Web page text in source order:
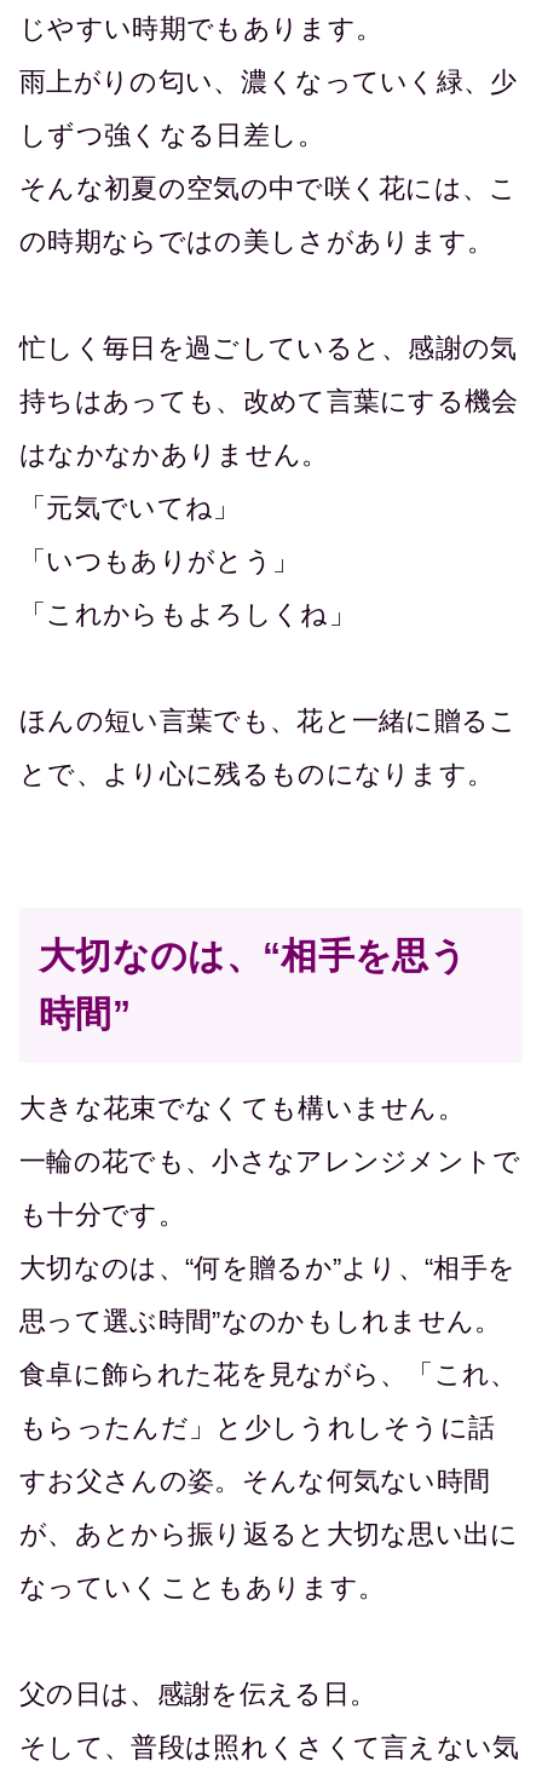
じやすい時期でもあります。
雨上がりの匂い、濃くなっていく緑、少
しずつ強くなる日差し。
そんな初夏の空気の中で咲く花には、こ
の時期ならではの美しさがあります。
忙しく毎日を過ごしていると、感謝の気
持ちはあっても、改めて言葉にする機会
はなかなかありません。
「元気でいてね」
「いつもありがとう」
「これからもよろしくね」
ほんの短い言葉でも、花と一緒に贈るこ
とで、より心に残るものになります。
大切なのは、“相手を思う
時間”
大きな花束でなくても構いません。
一輪の花でも、小さなアレンジメントで
も十分です。
大切なのは、“何を贈るか”より、“相手を
思って選ぶ時間”なのかもしれません。
食卓に飾られた花を見ながら、「これ、
もらったんだ」と少しうれしそうに話
すお父さんの姿。そんな何気ない時間
が、あとから振り返ると大切な思い出に
なっていくこともあります。
父の日は、感謝を伝える日。
そして、普段は照れくさくて言えない気